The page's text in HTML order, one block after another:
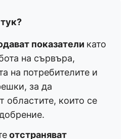
показатели като
на сървъра,
на потребителите и
за да
областите, които се
отстраняват